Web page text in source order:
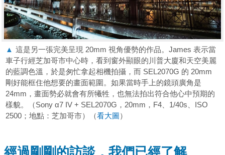
▲ 這是另一張完美呈現 20mm 視角優勢的作品。James 表示當
車子行經芝加哥市中心時，看到窗外顯眼的川普大廈和天空美麗
的藍調色溫，於是匆忙拿起相機拍攝，而 SEL2070G 的 20mm
剛好能框住他想要的畫面範圍。如果當時手上的鏡頭廣角是
24mm，畫面勢必就會有所犧牲，也無法拍出符合他心中預期的
樣貌。（Sony α7 IV + SEL2070G，20mm，F4、1/40s、ISO
2500；地點：芝加哥市）（看大圖）
經過剛剛的訪談，我們已經了解